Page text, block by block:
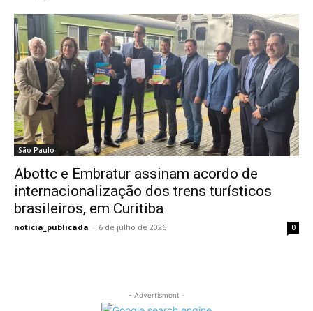
São Paulo
Abottc e Embratur assinam acordo de
internacionalização dos trens turísticos
brasileiros, em Curitiba
noticia_publicada - 6 de julho de 2026 0
- Advertisment -